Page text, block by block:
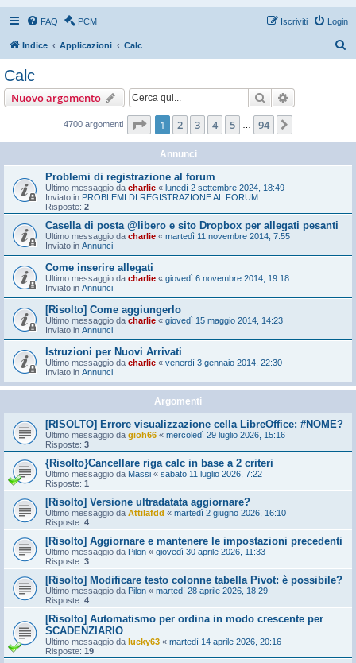
FAQ PCM Login
Iscriviti
Indice Applicazioni Calc
Calc
Nuovo argomento Cerca
4700 argomenti Pagina di 94
1 2 3 4 5 94
Annunci
Problemi di registrazione al forum
Ultimo messaggio da charlie « lunedì 2 settembre 2024, 18:49
Inviato in PROBLEMI DI REGISTRAZIONE AL FORUM
Risposte: 2
Casella di posta @libero e sito Dropbox per allegati pesanti
Ultimo messaggio da charlie « martedì 11 novembre 2014, 7:55
Inviato in Annunci
Come inserire allegati
Ultimo messaggio da charlie « giovedì 6 novembre 2014, 19:18
Inviato in Annunci
[Risolto] Come aggiungerlo
Ultimo messaggio da charlie « giovedì 15 maggio 2014, 14:23
Inviato in Annunci
Istruzioni per Nuovi Arrivati
Ultimo messaggio da charlie « venerdì 3 gennaio 2014, 22:30
Inviato in Annunci
Argomenti
[RISOLTO] Errore visualizzazione cella LibreOffice: #NOME?
Ultimo messaggio da gioh66 « mercoledì 29 luglio 2026, 15:16
Risposte: 3
{Risolto}Cancellare riga calc in base a 2 criteri
Ultimo messaggio da Massi « sabato 11 luglio 2026, 7:22
Risposte: 1
[Risolto] Versione ultradatata aggiornare?
Ultimo messaggio da Attilafdd « martedì 2 giugno 2026, 16:10
Risposte: 4
[Risolto] Aggiornare e mantenere le impostazioni precedenti
Ultimo messaggio da Pilon « giovedì 30 aprile 2026, 11:33
Risposte: 3
[Risolto] Modificare testo colonne tabella Pivot: è possibile?
Ultimo messaggio da Pilon « martedì 28 aprile 2026, 18:29
Risposte: 4
[Risolto] Automatismo per ordina in modo crescente per
SCADENZIARIO
Ultimo messaggio da lucky63 « martedì 14 aprile 2026, 20:16
Risposte: 19